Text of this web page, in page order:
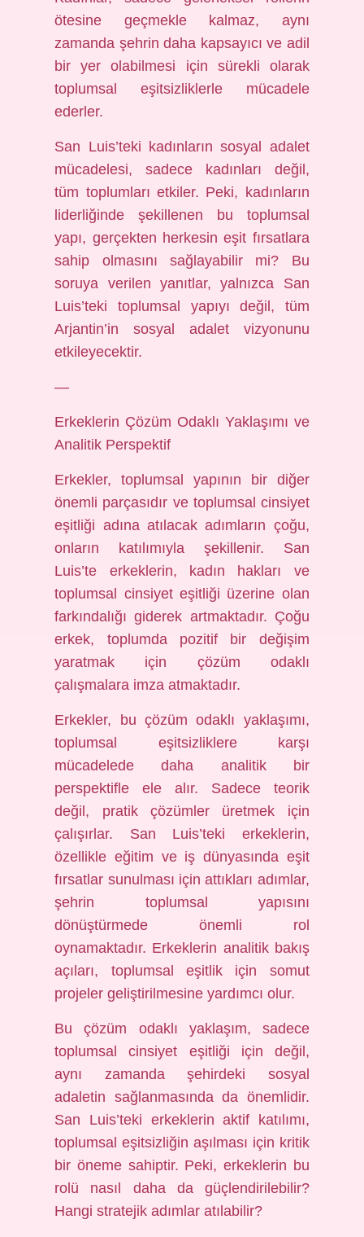
ötesine geçmekle kalmaz, aynı
zamanda şehrin daha kapsayıcı ve adil
bir yer olabilmesi için sürekli olarak
toplumsal eşitsizliklerle mücadele
ederler.
San Luis’teki kadınların sosyal adalet
mücadelesi, sadece kadınları değil,
tüm toplumları etkiler. Peki, kadınların
liderliğinde şekillenen bu toplumsal
yapı, gerçekten herkesin eşit fırsatlara
sahip olmasını sağlayabilir mi? Bu
soruya verilen yanıtlar, yalnızca San
Luis’teki toplumsal yapıyı değil, tüm
Arjantin’in sosyal adalet vizyonunu
etkileyecektir.
—
Erkeklerin Çözüm Odaklı Yaklaşımı ve
Analitik Perspektif
Erkekler, toplumsal yapının bir diğer
önemli parçasıdır ve toplumsal cinsiyet
eşitliği adına atılacak adımların çoğu,
onların katılımıyla şekillenir. San
Luis’te erkeklerin, kadın hakları ve
toplumsal cinsiyet eşitliği üzerine olan
farkındalığı giderek artmaktadır. Çoğu
erkek, toplumda pozitif bir değişim
yaratmak için çözüm odaklı
çalışmalara imza atmaktadır.
Erkekler, bu çözüm odaklı yaklaşımı,
toplumsal eşitsizliklere karşı
mücadelede daha analitik bir
perspektifle ele alır. Sadece teorik
değil, pratik çözümler üretmek için
çalışırlar. San Luis’teki erkeklerin,
özellikle eğitim ve iş dünyasında eşit
fırsatlar sunulması için attıkları adımlar,
şehrin toplumsal yapısını
dönüştürmede önemli rol
oynamaktadır. Erkeklerin analitik bakış
açıları, toplumsal eşitlik için somut
projeler geliştirilmesine yardımcı olur.
Bu çözüm odaklı yaklaşım, sadece
toplumsal cinsiyet eşitliği için değil,
aynı zamanda şehirdeki sosyal
adaletin sağlanmasında da önemlidir.
San Luis’teki erkeklerin aktif katılımı,
toplumsal eşitsizliğin aşılması için kritik
bir öneme sahiptir. Peki, erkeklerin bu
rolü nasıl daha da güçlendirilebilir?
Hangi stratejik adımlar atılabilir?